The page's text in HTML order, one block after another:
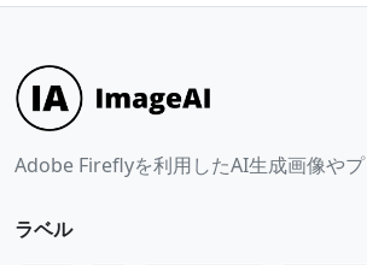
Adobe Fireflyを利用したAI生成画像やプ
ラベル